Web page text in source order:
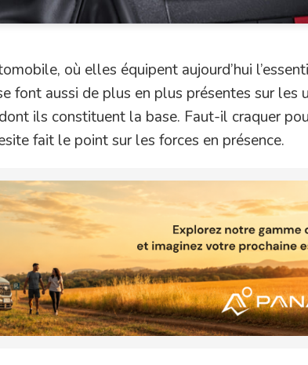
où elles équipent aujourd’hui
font aussi de plus en plus présentes sur les
ils constituent la base. Faut-il craquer
fait le point sur les forces en présence.